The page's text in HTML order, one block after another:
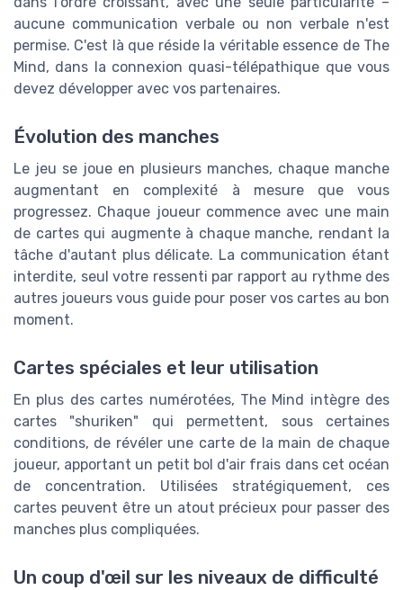
aucune communication verbale ou non verbale n'est
permise. C'est là que réside la véritable essence de The
Mind, dans la connexion quasi-télépathique que vous
devez développer avec vos partenaires.
Évolution des manches
Le jeu se joue en plusieurs manches, chaque manche
augmentant en complexité à mesure que vous
progressez. Chaque joueur commence avec une main
de cartes qui augmente à chaque manche, rendant la
tâche d'autant plus délicate. La communication étant
interdite, seul votre ressenti par rapport au rythme des
autres joueurs vous guide pour poser vos cartes au bon
moment.
Cartes spéciales et leur utilisation
En plus des cartes numérotées, The Mind intègre des
cartes "shuriken" qui permettent, sous certaines
conditions, de révéler une carte de la main de chaque
joueur, apportant un petit bol d'air frais dans cet océan
de concentration. Utilisées stratégiquement, ces
cartes peuvent être un atout précieux pour passer des
manches plus compliquées.
Un coup d'œil sur les niveaux de difficulté